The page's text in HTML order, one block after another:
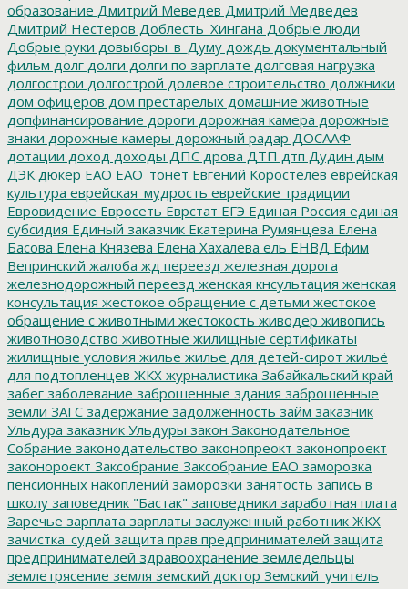
образование Дмитрий Меведев Дмитрий Медведев
Дмитрий Нестеров Доблесть_Хингана Добрые люди
Добрые руки довыборы_в_Думу дождь документальный
фильм долг долги долги по зарплате долговая нагрузка
долгострои долгострой долевое строительство должники
дом офицеров дом престарелых домашние животные
допфинансирование дороги дорожная камера дорожные
знаки дорожные камеры дорожный радар ДОСААФ
дотации доход доходы ДПС дрова ДТП дтп Дудин дым
ДЭК дюкер ЕАО ЕАО_тонет Евгений Коростелев еврейская
культура еврейская_мудрость еврейские традиции
Евровидение Евросеть Еврстат ЕГЭ Единая Россия единая
субсидия Единый заказчик Екатерина Румянцева Елена
Басова Елена Князева Елена Хахалева ель ЕНВД Ефим
Вепринский жалоба жд переезд железная дорога
железнодорожный переезд женская кнсультация женская
консультация жестокое обращение с детьми жестокое
обращение с животными жестокость живодер живопись
животноводство животные жилищные сертификаты
жилищные условия жилье жилье для детей-сирот жильё
для подтопленцев ЖКХ журналистика Забайкальский край
забег заболевание заброшенные здания заброшенные
земли ЗАГС задержание задолженность займ заказник
Ульдура заказник Ульдуры закон Законодательное
Собрание законодательство законопреокт законопроект
законороект Заксобрание Заксобрание ЕАО заморозка
пенсионных накоплений заморозки занятость запись в
школу заповедник "Бастак" заповедники заработная плата
Заречье зарплата зарплаты заслуженный работник ЖКХ
зачистка_судей защита прав предпринимателей защита
предпринимателей здравоохранение земледельцы
землетрясение земля земский доктор Земский_учитель